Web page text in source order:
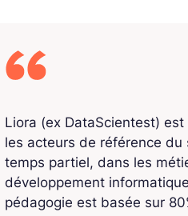
Liora (ex DataScientest)
les acteurs de référence
temps partiel, dans les
développement
pédagogie est basée sur